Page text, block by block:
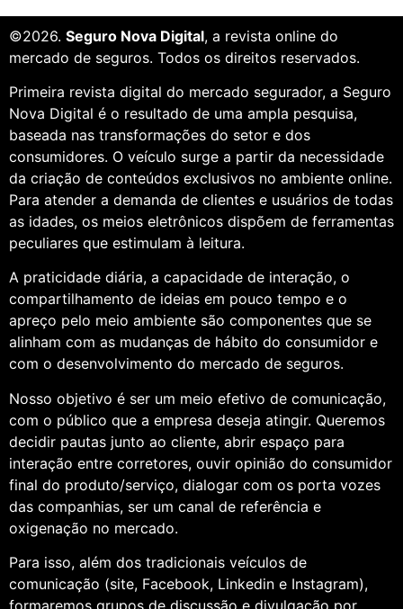
©2026. Seguro Nova Digital, a revista online do
mercado de seguros. Todos os direitos reservados.
Primeira revista digital do mercado segurador, a Seguro
Nova Digital é o resultado de uma ampla pesquisa,
baseada nas transformações do setor e dos
consumidores. O veículo surge a partir da necessidade
da criação de conteúdos exclusivos no ambiente online.
Para atender a demanda de clientes e usuários de todas
as idades, os meios eletrônicos dispõem de ferramentas
peculiares que estimulam à leitura.
A praticidade diária, a capacidade de interação, o
compartilhamento de ideias em pouco tempo e o
apreço pelo meio ambiente são componentes que se
alinham com as mudanças de hábito do consumidor e
com o desenvolvimento do mercado de seguros.
Nosso objetivo é ser um meio efetivo de comunicação,
com o público que a empresa deseja atingir. Queremos
decidir pautas junto ao cliente, abrir espaço para
interação entre corretores, ouvir opinião do consumidor
final do produto/serviço, dialogar com os porta vozes
das companhias, ser um canal de referência e
oxigenação no mercado.
Para isso, além dos tradicionais veículos de
comunicação (site, Facebook, Linkedin e Instagram),